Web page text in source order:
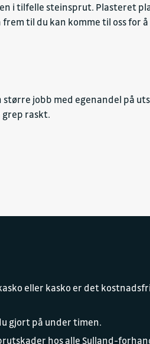
i tilfelle steinsprut. Plasteret
til du kan komme til oss for
jobb med egenandel på
grep raskt.
eller kasko er det
gjort på under timen.
hos alle Sulland-